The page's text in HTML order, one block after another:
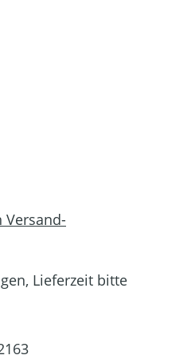
Versand-
Lieferzeit bitte